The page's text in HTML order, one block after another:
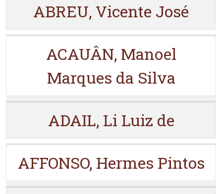
ABREU, Vicente José
ACAUÂN, Manoel
Marques da Silva
ADAIL, Li Luiz de
AFFONSO, Hermes Pintos